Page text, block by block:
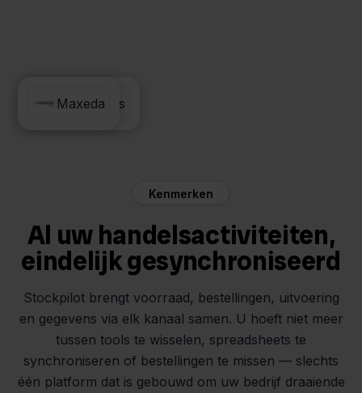
Valk Aspos
Maxeda
Kenmerken
Al uw handelsactiviteiten,
eindelijk gesynchroniseerd
Stockpilot brengt voorraad, bestellingen, uitvoering
en gegevens via elk kanaal samen. U hoeft niet meer
tussen tools te wisselen, spreadsheets te
synchroniseren of bestellingen te missen — slechts
één platform dat is gebouwd om uw bedrijf draaiende